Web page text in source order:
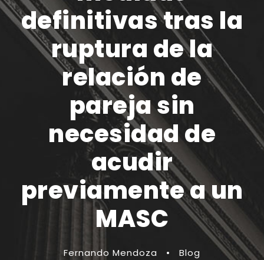
definitivas tras la
ruptura de la
relación de
pareja sin
necesidad de
acudir
previamente a un
MASC
Fernando Mendoza •
Blog